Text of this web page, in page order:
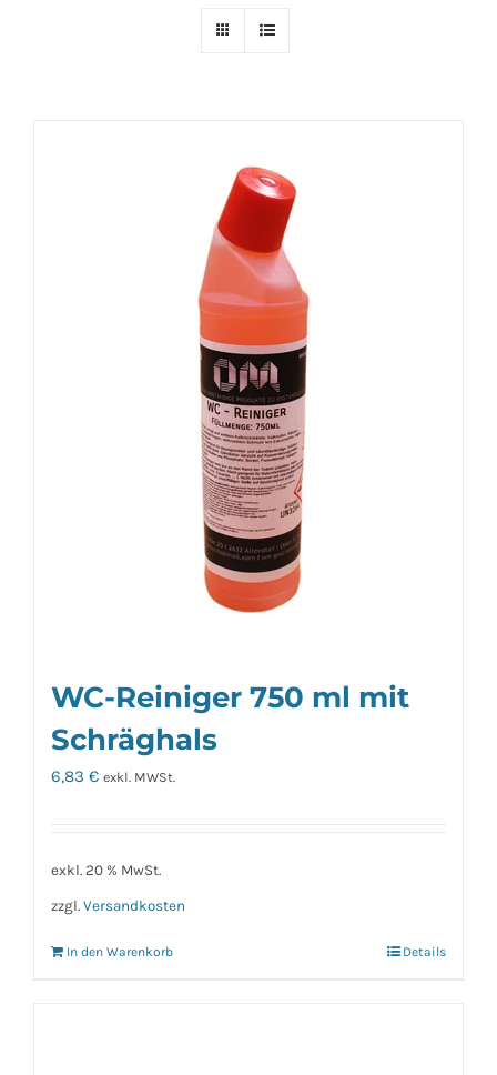
WC-Reiniger 750 ml mit
Schräghals
6,83 € exkl. MWSt.
exkl. 20 % MwSt.
zzgl. Versandkosten
In den Warenkorb Details